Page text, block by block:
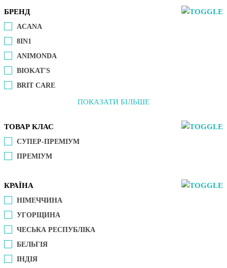
БРЕНД
ACANA
8IN1
ANIMONDA
BIOKAT'S
BRIT CARE
ПОКАЗАТИ БІЛЬШЕ
ТОВАР КЛАС
СУПЕР-ПРЕМІУМ
ПРЕМІУМ
КРАЇНА
НІМЕЧЧИНА
УГОРЩИНА
ЧЕСЬКА РЕСПУБЛІКА
БЕЛЬГІЯ
ІНДІЯ